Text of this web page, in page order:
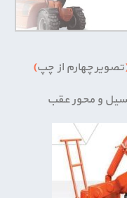
تصویر چهارم از چپ)
و محور عقب